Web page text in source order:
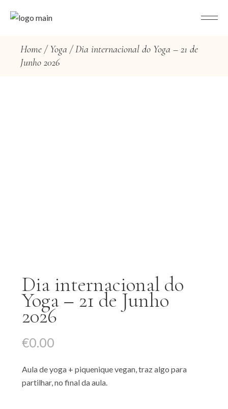
Home Yoga
Dia internacional do Yoga – 21 de
Junho 2026
Dia internacional do
Yoga – 21 de Junho
2026
€0.00
Aula de yoga + piquenique vegan, traz algo para
partilhar, no final da aula.